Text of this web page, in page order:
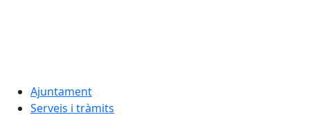
Ajuntament
Serveis i tràmits